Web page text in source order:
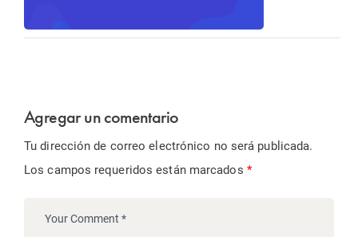
Agregar un comentario
Tu dirección de correo electrónico no será publicada.
Los campos requeridos están marcados *